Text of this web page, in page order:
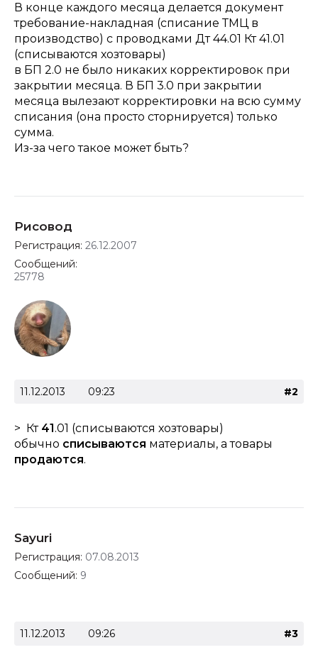
В конце каждого месяца делается документ
требование-накладная (списание ТМЦ в
производство) с проводками Дт 44.01 Кт 41.01
(списываются хозтовары)
в БП 2.0 не было никаких корректировок при
закрытии месяца. В БП 3.0 при закрытии
месяца вылезают корректировки на всю сумму
списания (она просто сторнируется) только
сумма.
Из-за чего такое может быть?
Рисовод
Регистрация: 26.12.2007
Сообщений:
25778
11.12.2013 09:23 #2
> Кт 41.01 (списываются хозтовары)
обычно списываются материалы, а товары
продаются.
Sayuri
Регистрация: 07.08.2013
Сообщений: 9
11.12.2013 09:26 #3